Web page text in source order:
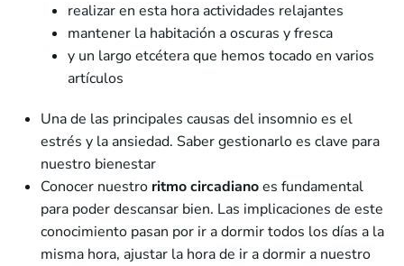
realizar en esta hora actividades relajantes
mantener la habitación a oscuras y fresca
y un largo etcétera que hemos tocado en varios
artículos
Una de las principales causas del insomnio es el
estrés y la ansiedad. Saber gestionarlo es clave para
nuestro bienestar
Conocer nuestro ritmo circadianoes fundamental
para poder descansar bien. Las implicaciones de este
conocimiento pasan por ir a dormir todos los días a la
misma hora, ajustar la hora de ir a dormir a nuestro